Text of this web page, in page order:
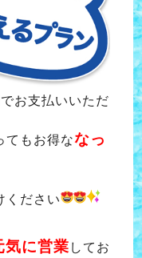
お支払いいただ
てもお得ななっ
ください
気に営業 してお